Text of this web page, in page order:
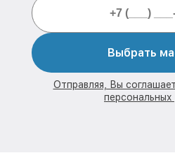
Выбрать
Отправляя, Вы